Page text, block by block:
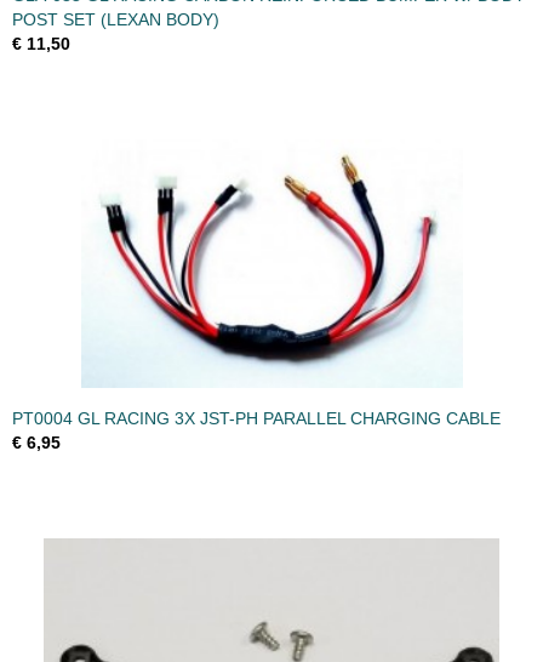
POST SET (LEXAN BODY)
€ 11,50
PT0004 GL RACING 3X JST-PH PARALLEL CHARGING CABLE
€ 6,95